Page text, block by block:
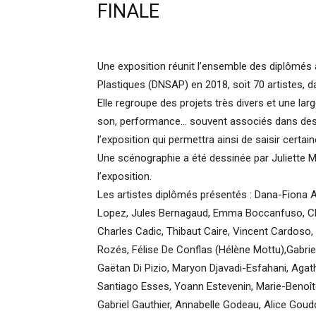
FINALE
Une exposition réunit l’ensemble des
Plastiques (DNSAP) en 2018, soit 70 artistes,
Elle regroupe des projets très divers et une
son, performance… souvent associés dans
l’exposition qui permettra ainsi de saisir
Une scénographie a été dessinée par Juliette
l’exposition.
Les artistes diplômés présentés : Dana-Fiona
Lopez, Jules Bernagaud, Emma Boccanfuso,
Charles Cadic, Thibaut Caire, Vincent
Rozés, Félise De Conflas (Hélène
Gaëtan Di Pizio, Maryon Djavadi-Esfahani,
Santiago Esses, Yoann Estevenin, Marie-
Gabriel Gauthier, Annabelle Godeau, Alice